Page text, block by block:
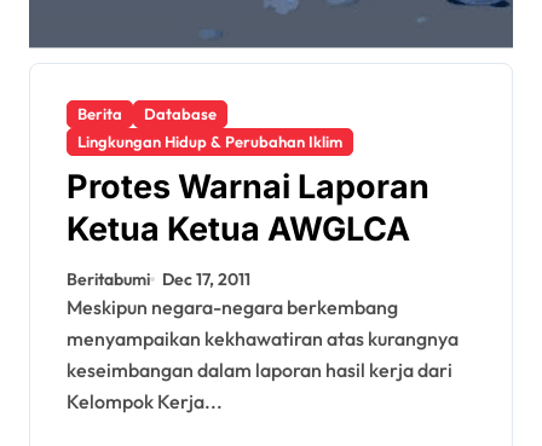
Berita
Database
Lingkungan Hidup & Perubahan Iklim
Protes Warnai Laporan
Ketua Ketua AWGLCA
Beritabumi Dec 17, 2011
Meskipun negara-negara berkembang
menyampaikan kekhawatiran atas kurangnya
keseimbangan dalam laporan hasil kerja dari
Kelompok Kerja...